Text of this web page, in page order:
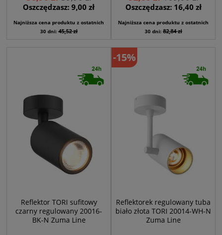
Oszczędzasz: 9,00 zł
Najniższa cena produktu z ostatnich
30 dni:45,52 zł
Oszczędzasz: 16,40 zł
Najniższa cena produktu z ostatnich
30 dni:82,84 zł
Reflektor TORI sufitowy
czarny regulowany 20016-
BK-N Zuma Line
Reflektorek regulowany tuba
biało złota TORI 20014-WH-N
Zuma Line
-15%